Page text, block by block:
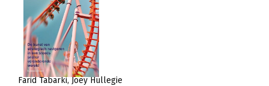
Farid Tabarki Joey Hullegie